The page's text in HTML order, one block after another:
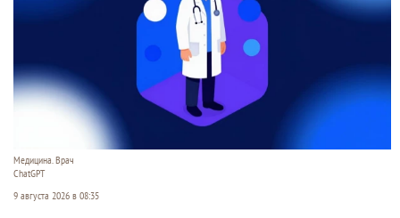
Медицина. Врач
ChatGPT
9 августа 2026 в 08:35